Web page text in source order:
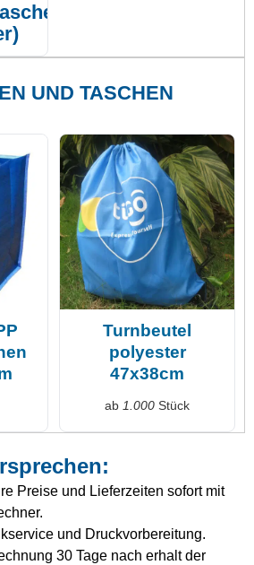
UND TASCHEN
Turnbeutel
polyester
47x38cm
ab 1.000 Stück
Preise und Lieferzeiten sofort mit
und Druckvorbereitung.
30 Tage nach erhalt der